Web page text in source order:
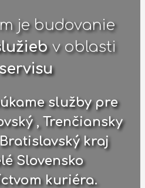
je budovanie
v oblasti
služby pre
, Trenčiansky
Bratislavský kraj
Slovensko
kuriéra.